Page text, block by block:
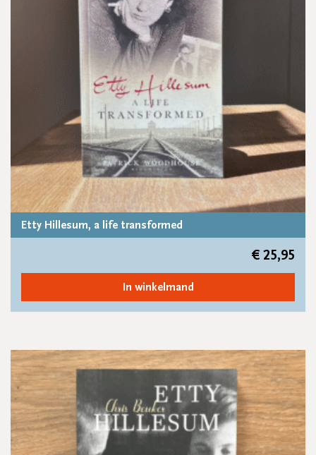
Etty Hillesum, a life transformed
€ 25,95
In winkelmand